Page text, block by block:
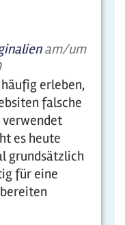
am/um
erleben,
falsche
es heute
grundsätzlich
für eine